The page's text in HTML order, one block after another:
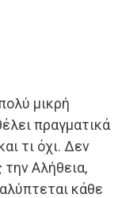
μικρή
πραγματικά
τι όχι. Δεν
την Αλήθεια,
κάθε